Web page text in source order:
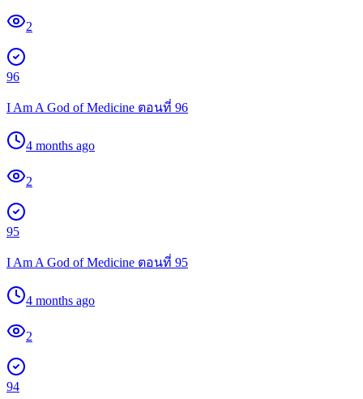
2
96
I Am A God of Medicine ตอนที่ 96
4 months ago
2
95
I Am A God of Medicine ตอนที่ 95
4 months ago
2
94